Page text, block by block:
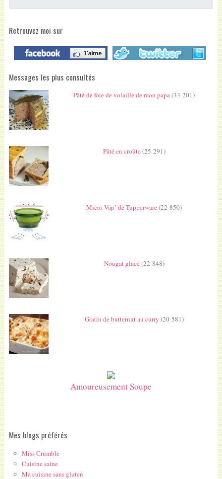
Retrouvez moi sur
Messages les plus consultés
Pâté de foie de volaille de mon papa(33 201)
Pâté en croûte(25 291)
Micro Vap’ de Tupperware(22 850)
Nougat glacé(22 848)
Gratin de butternut au curry (20 581)
Amoureusement Soupe
Mes blogs préférés
Miss Crumble
Cuisine saine
Ma cuisine sans gluten